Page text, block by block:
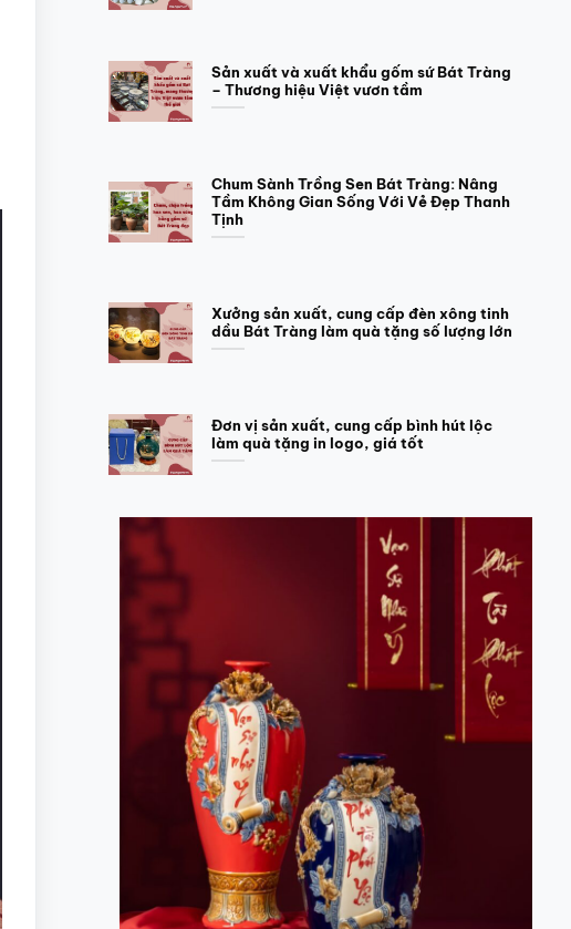
Sản xuất và xuất khẩu gốm sứ Bát Tràng
– Thương hiệu Việt vươn tầm
Chum Sành Trồng Sen Bát Tràng: Nâng
Tầm Không Gian Sống Với Vẻ Đẹp Thanh
Tịnh
Xưởng sản xuất, cung cấp đèn xông tinh
dầu Bát Tràng làm quà tặng số lượng lớn
Đơn vị sản xuất, cung cấp bình hút lộc
làm quà tặng in logo, giá tốt